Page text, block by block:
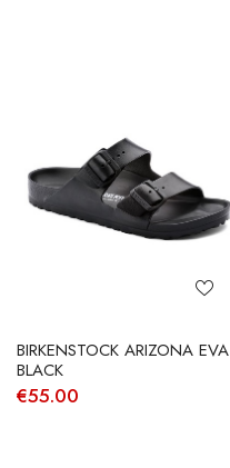
BIRKENSTOCK ARIZONA EVA
BLACK
€55.00